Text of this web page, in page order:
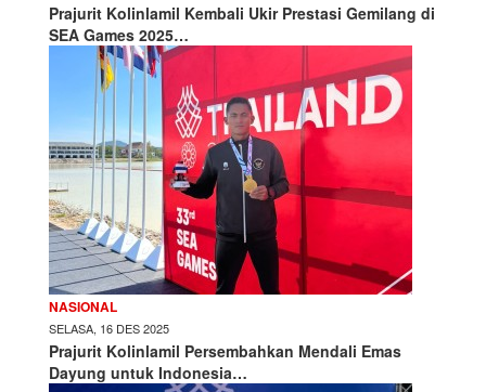
Prajurit Kolinlamil Kembali Ukir Prestasi Gemilang di
SEA Games 2025…
NASIONAL
SELASA, 16 DES 2025
Prajurit Kolinlamil Persembahkan Mendali Emas
Dayung untuk Indonesia…